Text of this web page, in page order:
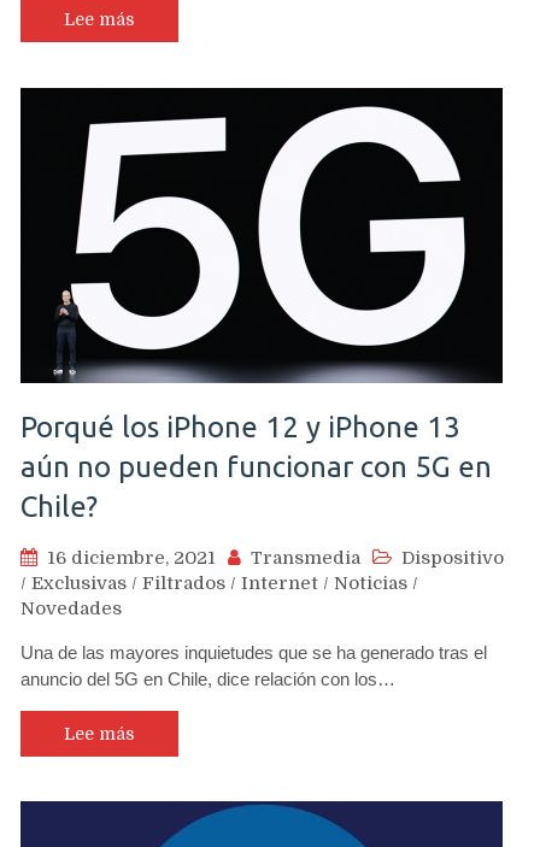
Lee más
Porqué los iPhone 12 y iPhone 13
aún no pueden funcionar con 5G en
Chile?
16 diciembre, 2021 Transmedia
Dispositivo
/ Exclusivas / Filtrados / Internet / Noticias /
Novedades
Una de las mayores inquietudes que se ha generado tras el
anuncio del 5G en Chile, dice relación con los…
Lee más